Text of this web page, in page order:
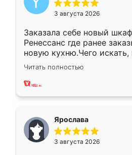
3 августа 2026
Заказала себе новый
Ренессанс где ранее
новую кухню.Чего искать,
вполне довольна. Служит
два года, нареканий нет.
Читать полностью
Ярослава
3 августа 2026